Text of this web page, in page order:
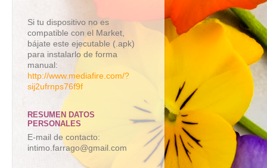
Si tu dispositivo no es
compatible con el Market,
bájate este ejecutable (.apk)
para instalarlo de forma
manual:
http://www.mediafire.com/?
sij2ufrnps76f9f
RESUMEN DATOS
PERSONALES
E-mail de contacto:
intimo.farrago@gmail.com